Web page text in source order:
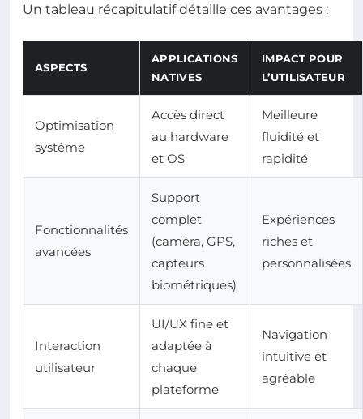
Un tableau récapitulatif détaille ces avantages :
ASPECTS
APPLICATIONS
NATIVES
IMPACT POUR
L’UTILISATEUR
Optimisation
système
Accès direct
au hardware
et OS
Meilleure
fluidité et
rapidité
Fonctionnalités
avancées
Support
complet
(caméra, GPS,
capteurs
biométriques)
Expériences
riches et
personnalisées
Interaction
utilisateur
UI/UX fine et
adaptée à
chaque
plateforme
Navigation
intuitive et
agréable